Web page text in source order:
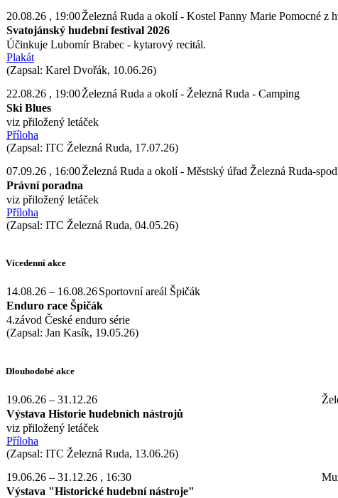
20.08.26 , 19:00Železná Ruda a okolí - Kostel Panny Marie Pomocné z
Svatojánský hudební festival 2026
Účinkuje Lubomír Brabec - kytarový recitál.
Plakát
(Zapsal: Karel Dvořák, 10.06.26)
22.08.26 , 19:00Železná Ruda a okolí - Železná Ruda - Camping
Ski Blues
viz přiložený letáček
Příloha
(Zapsal: ITC Železná Ruda, 17.07.26)
07.09.26 , 16:00Železná Ruda a okolí - Městský úřad Železná Ruda-
Právní poradna
viz přiložený letáček
Příloha
(Zapsal: ITC Železná Ruda, 04.05.26)
Vícedenní akce
14.08.26 – 16.08.26Sportovní areál Špičák
Enduro race Špičák
4.závod České enduro série
(Zapsal: Jan Kasík, 19.05.26)
Dlouhodobé akce
19.06.26 – 31.12.26
Výstava Historie hudebních nástrojů
viz přiložený letáček
Příloha
(Zapsal: ITC Železná Ruda, 13.06.26)
19.06.26 – 31.12.26 , 16:30
Výstava "Historické hudební nástroje"